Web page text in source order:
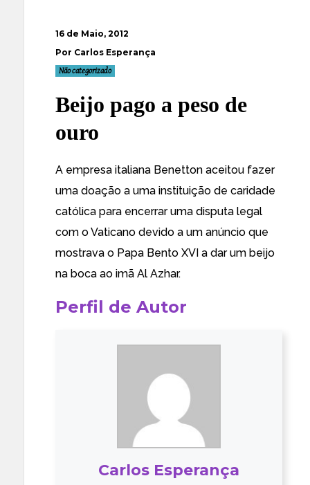
16 de Maio, 2012
Por Carlos Esperança
Não categorizado
Beijo pago a peso de
ouro
A empresa italiana Benetton aceitou fazer
uma doação a uma instituição de caridade
católica para encerrar uma disputa legal
com o Vaticano devido a um anúncio que
mostrava o Papa Bento XVI a dar um beijo
na boca ao imã Al Azhar.
Perfil de Autor
Carlos Esperança